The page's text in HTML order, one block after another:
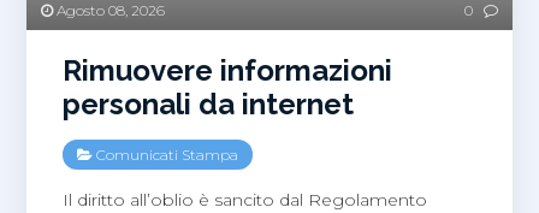
Agosto 08, 2026 0
Rimuovere informazioni
personali da internet
Comunicati Stampa
Il diritto all’oblio è sancito dal Regolamento